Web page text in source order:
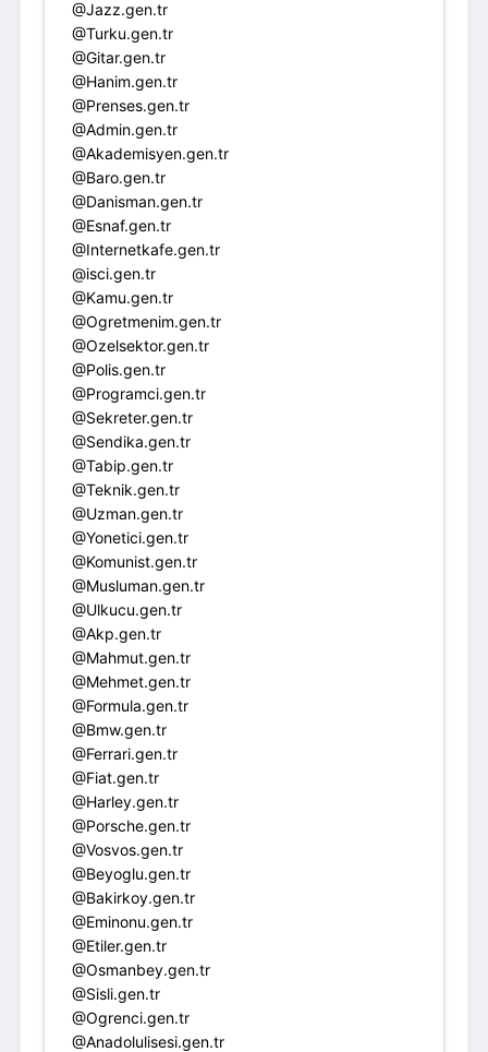
@Jazz.gen.tr
@Turku.gen.tr
@Gitar.gen.tr
@Hanim.gen.tr
@Prenses.gen.tr
@Admin.gen.tr
@Akademisyen.gen.tr
@Baro.gen.tr
@Danisman.gen.tr
@Esnaf.gen.tr
@Internetkafe.gen.tr
@isci.gen.tr
@Kamu.gen.tr
@Ogretmenim.gen.tr
@Ozelsektor.gen.tr
@Polis.gen.tr
@Programci.gen.tr
@Sekreter.gen.tr
@Sendika.gen.tr
@Tabip.gen.tr
@Teknik.gen.tr
@Uzman.gen.tr
@Yonetici.gen.tr
@Komunist.gen.tr
@Musluman.gen.tr
@Ulkucu.gen.tr
@Akp.gen.tr
@Mahmut.gen.tr
@Mehmet.gen.tr
@Formula.gen.tr
@Bmw.gen.tr
@Ferrari.gen.tr
@Fiat.gen.tr
@Harley.gen.tr
@Porsche.gen.tr
@Vosvos.gen.tr
@Beyoglu.gen.tr
@Bakirkoy.gen.tr
@Eminonu.gen.tr
@Etiler.gen.tr
@Osmanbey.gen.tr
@Sisli.gen.tr
@Ogrenci.gen.tr
@Anadolulisesi.gen.tr